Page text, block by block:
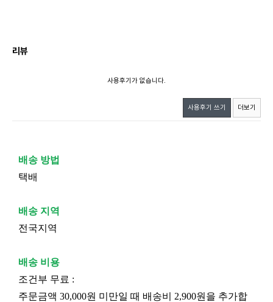
리뷰
사용후기가 없습니다.
사용후기 쓰기 더보기
배송 방법
택배
배송 지역
전국지역
배송 비용
조건부 무료 :
주문금액 30,000원 미만일 때 배송비 2,900원을 추가합